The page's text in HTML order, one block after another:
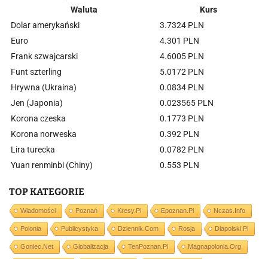
Waluta
Kurs
Dolar amerykański
3.7324 PLN
Euro
4.301 PLN
Frank szwajcarski
4.6005 PLN
Funt szterling
5.0172 PLN
Hrywna (Ukraina)
0.0834 PLN
Jen (Japonia)
0.023565 PLN
Korona czeska
0.1773 PLN
Korona norweska
0.392 PLN
Lira turecka
0.0782 PLN
Yuan renminbi (Chiny)
0.553 PLN
TOP KATEGORIE
Wiadomości Poznań Kresy.pl Epoznan.pl Nczas.info
Polonia Publicystyka Dziennik.com Rosja Dlapolski.pl
Goniec.net Globalizacja TenPoznan.pl Magnapolonia.org